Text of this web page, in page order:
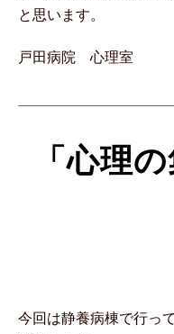
と思います。
戸田病院 心理室
「心理
今回は静養病棟で行っ